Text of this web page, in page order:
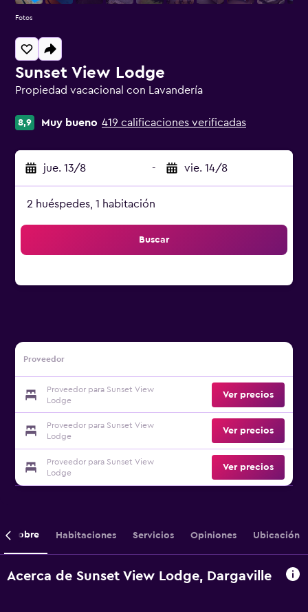
Sunset View Lodge
Propiedad vacacional con Lavandería
8,9 Muy bueno 419 calificaciones verificadas
jue. 13/8 - vie. 14/8
2 huéspedes, 1 habitación
Buscar
Proveedor
Proveedor para Sunset View
Lodge
Ver precios
Proveedor para Sunset View
Lodge
Ver precios
Proveedor para Sunset View
Lodge
Ver precios
Fotos
Sobre Habitaciones Servicios Opiniones Ubicación
Acerca de Sunset View Lodge, Dargaville